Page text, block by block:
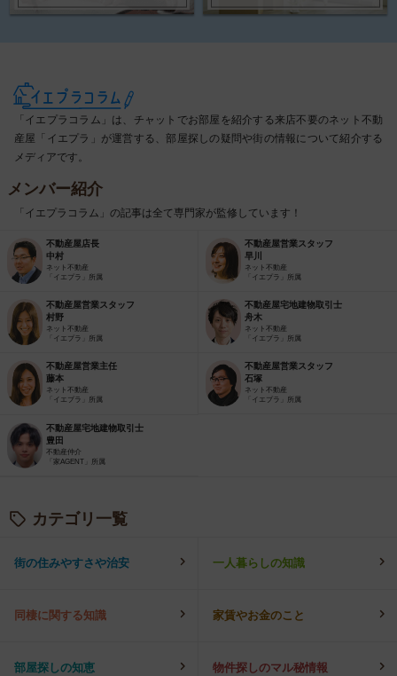
「イエプラコラム」は、チャットでお部屋を紹介する来店不要のネット不動
産屋「イエプラ」が運営する、部屋探しの疑問や街の情報について紹介する
メディアです。
メンバー紹介
「イエプラコラム」の記事は全て専門家が監修しています！
不動産屋店長
中村
ネット不動産
「イエプラ」所属
不動産屋営業スタッフ
早川
ネット不動産
「イエプラ」所属
不動産屋営業スタッフ
村野
ネット不動産
「イエプラ」所属
不動産屋宅地建物取引士
舟木
ネット不動産
「イエプラ」所属
不動産屋営業主任
藤本
ネット不動産
「イエプラ」所属
不動産屋営業スタッフ
石塚
ネット不動産
「イエプラ」所属
不動産屋宅地建物取引士
豊田
不動産仲介
「家AGENT」所属
カテゴリ一覧
街の住みやすさや治安 一人暮らしの知識
同棲に関する知識 家賃やお金のこと
部屋探しの知恵 物件探しのマル秘情報